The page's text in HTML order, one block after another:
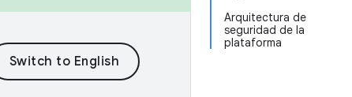
Arquitectura de
seguridad de la
plataforma